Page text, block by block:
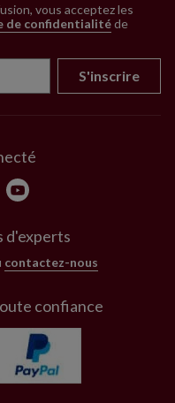
vous acceptez les
de confidentialitéde
S'inscrire
d'experts
contactez-nous
confiance